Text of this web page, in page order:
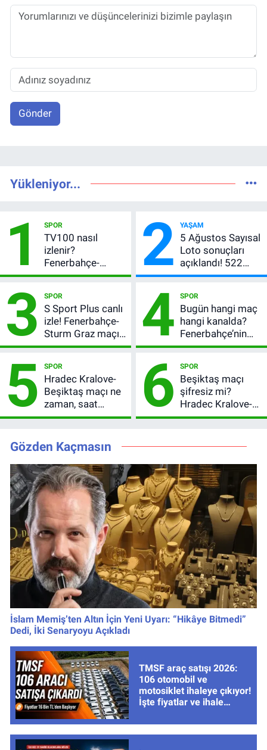
Gönder
Yükleniyor...
1 SPOR
TV100 nasıl
izlenir?
Fenerbahçe-
Sturm Graz maçı
bilgileri
2 YAŞAM
5 Ağustos Sayısal
Loto sonuçları
açıklandı! 522
milyon TL devretti
3 SPOR
S Sport Plus canlı
izle! Fenerbahçe-
Sturm Graz maçı
nasıl izlenir?
4 SPOR
Bugün hangi maç
hangi kanalda?
Fenerbahçe’nin
Avrupa sınavı
yayınlanacak
5 SPOR
Hradec Kralove-
Beşiktaş maçı ne
zaman, saat
kaçta? Şifresiz
3. Ön Eleme Turu
6 SPOR
Beşiktaş maçı
şifresiz mi?
Hradec Kralove-
Beşiktaş hangi
Gözden Kaçmasın
İslam Memiş’ten Altın İçin Yeni Uyarı: “Hikâye Bitmedi”
Dedi, İki Senaryoyu Açıkladı
TMSF araç satışı 2026:
106 otomobil ve
motosiklet ihaleye çıkıyor!
İşte fiyatlar ve ihale